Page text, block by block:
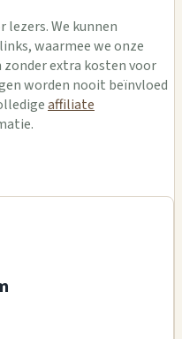
We kunnen
waarmee we onze
extra kosten voor
worden nooit beïnvloed
affiliate